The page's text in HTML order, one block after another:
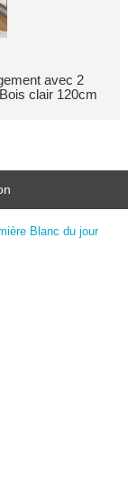
avec 2
clair 120cm
Blanc du jour